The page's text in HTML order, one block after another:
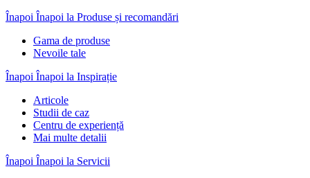
Înapoi Înapoi la Produse și recomandări
Gama de produse
Nevoile tale
Înapoi Înapoi la Inspirație
Articole
Studii de caz
Centru de experiență
Mai multe detalii
Înapoi Înapoi la Servicii